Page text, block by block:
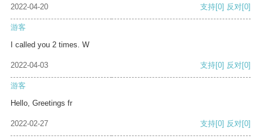
2022-04-20 支持[0] 反对[0]
游客
I called you 2 times. W
2022-04-03 支持[0] 反对[0]
游客
Hello, Greetings fr
2022-02-27 支持[0] 反对[0]